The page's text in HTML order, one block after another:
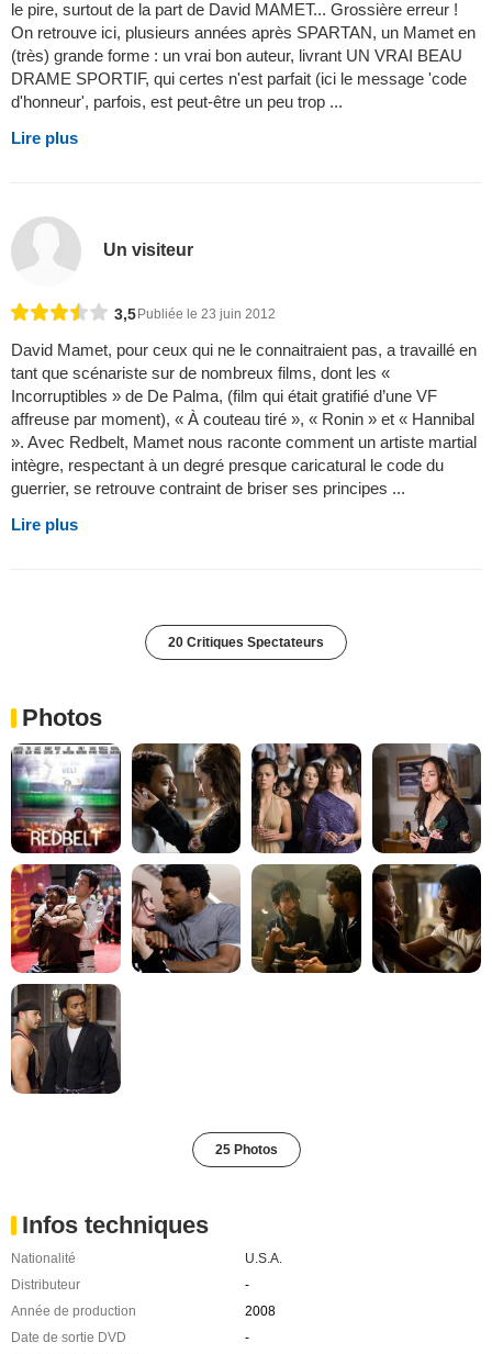
le pire, surtout de la part de David MAMET... Grossière erreur !
On retrouve ici, plusieurs années après SPARTAN, un Mamet en
(très) grande forme : un vrai bon auteur, livrant UN VRAI BEAU
DRAME SPORTIF, qui certes n'est parfait (ici le message 'code
d'honneur', parfois, est peut-être un peu trop ...
Lire plus
Un visiteur
3,5 Publiée le 23 juin 2012
David Mamet, pour ceux qui ne le connaitraient pas, a travaillé en
tant que scénariste sur de nombreux films, dont les «
Incorruptibles » de De Palma, (film qui était gratifié d’une VF
affreuse par moment), « À couteau tiré », « Ronin » et « Hannibal
». Avec Redbelt, Mamet nous raconte comment un artiste martial
intègre, respectant à un degré presque caricatural le code du
guerrier, se retrouve contraint de briser ses principes ...
Lire plus
20 Critiques Spectateurs
Photos
25 Photos
Infos techniques
Nationalité
U.S.A.
Distributeur
-
Année de production
2008
Date de sortie DVD
-